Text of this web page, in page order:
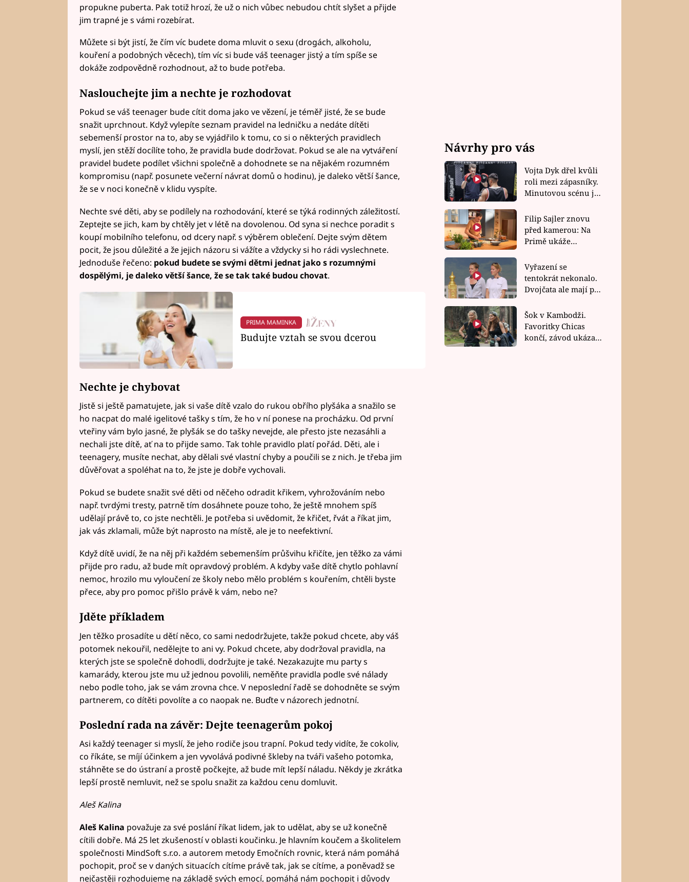
propukne puberta. Pak totiž hrozí, že už o nich vůbec nebudou chtít slyšet a přijde
jim trapné je s vámi rozebírat.
Můžete si být jistí, že čím víc budete doma mluvit o sexu (drogách, alkoholu,
kouření a podobných věcech), tím víc si bude váš teenager jistý a tím spíše se
dokáže zodpovědně rozhodnout, až to bude potřeba.
Naslouchejte jim a nechte je rozhodovat
Pokud se váš teenager bude cítit doma jako ve vězení, je téměř jisté, že se bude
snažit uprchnout. Když vylepíte seznam pravidel na ledničku a nedáte dítěti
sebemenší prostor na to, aby se vyjádřilo k tomu, co si o některých pravidlech
myslí, jen stěží docílíte toho, že pravidla bude dodržovat. Pokud se ale na vytváření
pravidel budete podílet všichni společně a dohodnete se na nějakém rozumném
kompromisu (např. posunete večerní návrat domů o hodinu), je daleko větší šance,
že se v noci konečně v klidu vyspíte.
Nechte své děti, aby se podílely na rozhodování, které se týká rodinných záležitostí.
Zeptejte se jich, kam by chtěly jet v létě na dovolenou. Od syna si nechce poradit s
koupí mobilního telefonu, od dcery např. s výběrem oblečení. Dejte svým dětem
pocit, že jsou důležité a že jejich názoru si vážíte a vždycky si ho rádi vyslechnete.
Jednoduše řečeno: pokud budete se svými dětmi jednat jako s rozumnými
dospělými, je daleko větší šance, že se tak také budou chovat.
PRIMA MAMINKA
Budujte vztah se svou dcerou
Nechte je chybovat
Jistě si ještě pamatujete, jak si vaše dítě vzalo do rukou obřího plyšáka a snažilo se
ho nacpat do malé igelitové tašky s tím, že ho v ní ponese na procházku. Od první
vteřiny vám bylo jasné, že plyšák se do tašky nevejde, ale přesto jste nezasáhli a
nechali jste dítě, ať na to přijde samo. Tak tohle pravidlo platí pořád. Děti, ale i
teenagery, musíte nechat, aby dělali své vlastní chyby a poučili se z nich. Je třeba jim
důvěřovat a spoléhat na to, že jste je dobře vychovali.
Pokud se budete snažit své děti od něčeho odradit křikem, vyhrožováním nebo
např. tvrdými tresty, patrně tím dosáhnete pouze toho, že ještě mnohem spíš
udělají právě to, co jste nechtěli. Je potřeba si uvědomit, že křičet, řvát a říkat jim,
jak vás zklamali, může být naprosto na místě, ale je to neefektivní.
Když dítě uvidí, že na něj při každém sebemenším průšvihu křičíte, jen těžko za vámi
přijde pro radu, až bude mít opravdový problém. A kdyby vaše dítě chytlo pohlavní
nemoc, hrozilo mu vyloučení ze školy nebo mělo problém s kouřením, chtěli byste
přece, aby pro pomoc přišlo právě k vám, nebo ne?
Jděte příkladem
Jen těžko prosadíte u dětí něco, co sami nedodržujete, takže pokud chcete, aby váš
potomek nekouřil, nedělejte to ani vy. Pokud chcete, aby dodržoval pravidla, na
kterých jste se společně dohodli, dodržujte je také. Nezakazujte mu party s
kamarády, kterou jste mu už jednou povolili, neměňte pravidla podle své nálady
nebo podle toho, jak se vám zrovna chce. V neposlední řadě se dohodněte se svým
partnerem, co dítěti povolíte a co naopak ne. Buďte v názorech jednotní.
Poslední rada na závěr: Dejte teenagerům pokoj
Asi každý teenager si myslí, že jeho rodiče jsou trapní. Pokud tedy vidíte, že cokoliv,
co říkáte, se míjí účinkem a jen vyvolává podivné škleby na tváři vašeho potomka,
stáhněte se do ústraní a prostě počkejte, až bude mít lepší náladu. Někdy je zkrátka
lepší prostě nemluvit, než se spolu snažit za každou cenu domluvit.
Aleš Kalina
Aleš Kalina považuje za své poslání říkat lidem, jak to udělat, aby se už konečně
cítili dobře. Má 25 let zkušeností v oblasti koučinku. Je hlavním koučem a školitelem
společnosti MindSoft s.r.o. a autorem metody Emočních rovnic, která nám pomáhá
pochopit, proč se v daných situacích cítíme právě tak, jak se cítíme, a poněvadž se
nejčastěji rozhodujeme na základě svých emocí, pomáhá nám pochopit i důvody
Návrhy pro vás
Vojta Dyk dřel kvůli
roli mezi zápasníky.
Minutovou scénu jel
Filip Sajler znovu
před kamerou: Na
Primě ukáže
rychlé recepty
Vyřazení se
tentokrát nekonalo.
Dvojčata ale mají po
závodu nůž na krku
Šok v Kambodži.
Favoritky Chicas
končí, závod ukázal